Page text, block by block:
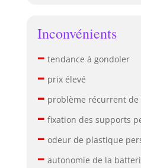
Inconvénients
– tendance à gondoler
– prix élevé
– problème récurrent de
– fixation des supports
– odeur de plastique
– autonomie de la